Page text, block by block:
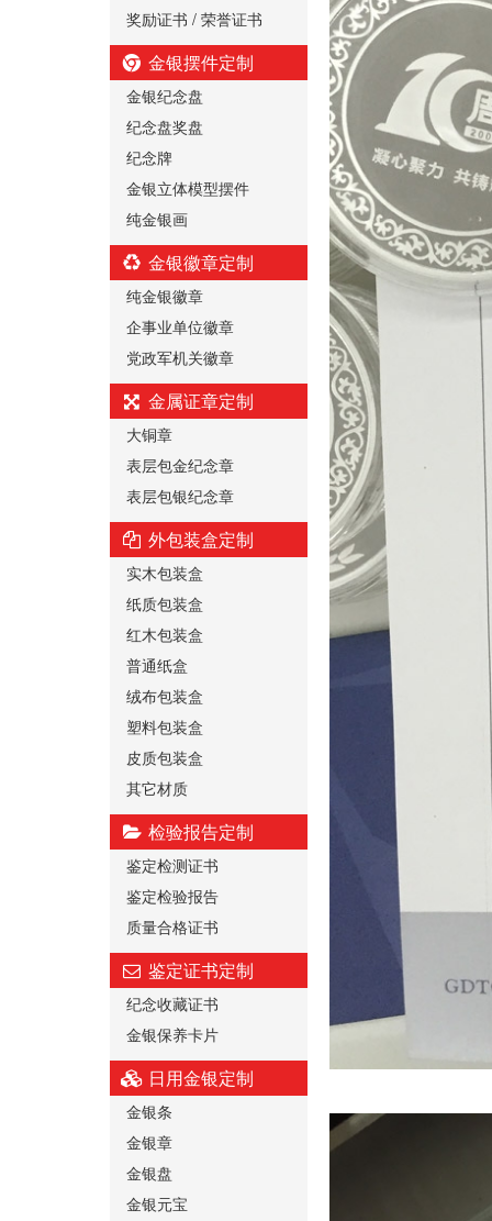
奖励证书 / 荣誉证书
金银摆件定制
金银纪念盘
纪念盘奖盘
纪念牌
金银立体模型摆件
纯金银画
金银徽章定制
纯金银徽章
企事业单位徽章
党政军机关徽章
金属证章定制
大铜章
表层包金纪念章
表层包银纪念章
外包装盒定制
实木包装盒
纸质包装盒
红木包装盒
普通纸盒
绒布包装盒
塑料包装盒
皮质包装盒
其它材质
检验报告定制
鉴定检测证书
鉴定检验报告
质量合格证书
鉴定证书定制
纪念收藏证书
金银保养卡片
日用金银定制
金银条
金银章
金银盘
金银元宝